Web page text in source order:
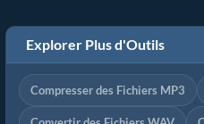
Explorer Plus d'Outils
Compresser des Fichiers MP3